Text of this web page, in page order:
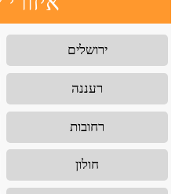
ירושלים
רעננה
רחובות
חולון